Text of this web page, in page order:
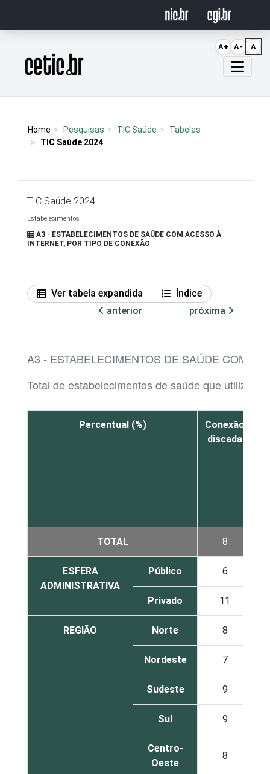
Página inicial
Home Pesquisas TIC Saúde
Tabelas
TIC Saúde 2024
TIC Saúde 2024
Estabelecimentos
A3 - ESTABELECIMENTOS DE SAÚDE COM ACESSO À
INTERNET, POR TIPO DE CONEXÃO
Ver tabela expandida
Índice
anterior
próxima
A3 - ESTABELECIMENTOS DE SAÚDE COM
Total de estabelecimentos de saúde que
Percentual (%)
Conexão
discada
TOTAL 8
ESFERA
ADMINISTRATIVA
Público 6
Privado 11
REGIÃO Norte 8
Nordeste 7
Sudeste 9
Sul 9
Centro-
Oeste
8
A+ A- A